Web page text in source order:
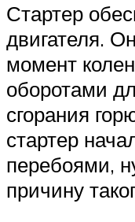
Стартер
двигателя.
момент
оборотами
сгорания
стартер
перебоями,
причину